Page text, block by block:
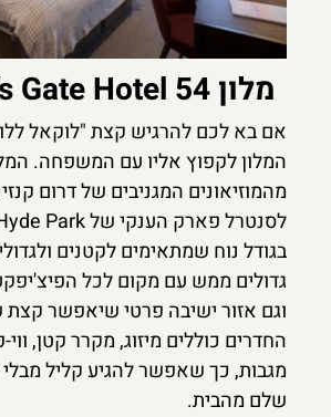
מלון 54 Queen’s Gate Hotel
אם בא לכם להרגיש קצת "לוקאל
המלון לקפוץ אליו עם המשפחה.
מהמוזיאונים המגניבים של דרום
בגודל נוח שמתאימים לקטנים
גדולים ממש עם מקום לכל
וגם אזור ישיבה פרטי שיאפשר
החדרים כוללים מיזוג, מקרר קטן,
מגבות, כך שאפשר להגיע קליל מבלי
שלם מהבית.